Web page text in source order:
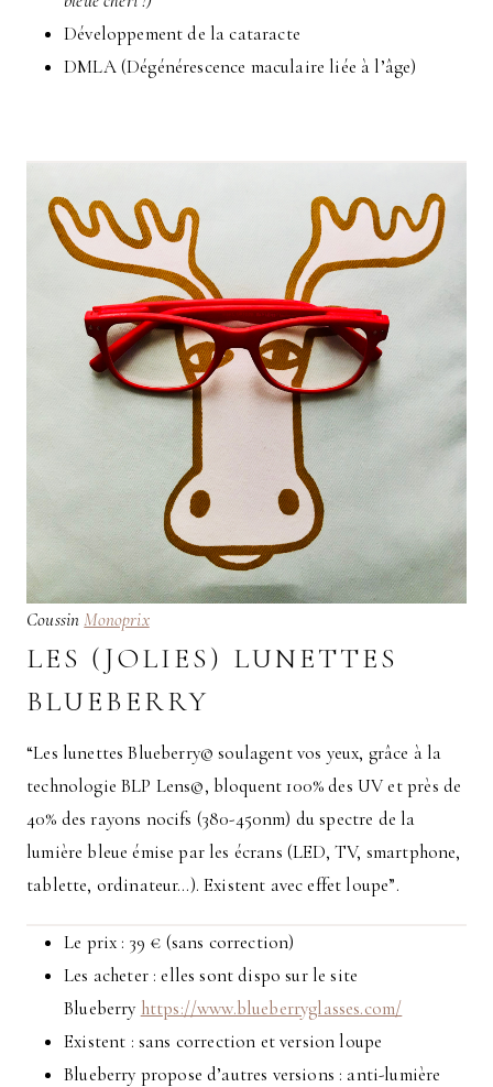
Développement de la cataracte
DMLA (Dégénérescence maculaire liée à l’âge)
CoussinMonoprix
LES (JOLIES) LUNETTES
BLUEBERRY
“Les lunettes Blueberry© soulagent vos yeux, grâce à la
technologie BLP Lens©, bloquent 100% des UV et près de
40% des rayons nocifs (380-450nm) du spectre de la
lumière bleue émise par les écrans (LED, TV, smartphone,
tablette, ordinateur…). Existent avec effet loupe”.
Le prix : 39 € (sans correction)
Les acheter : elles sont dispo sur le site
Blueberry https://www.blueberryglasses.com/
Existent : sans correction et version loupe
Blueberry propose d’autres versions : anti-lumière